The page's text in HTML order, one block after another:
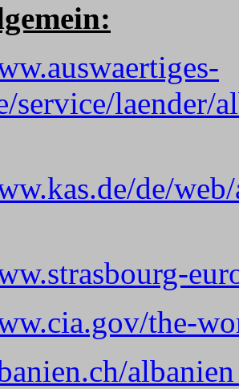
service/laender/
de/
the-